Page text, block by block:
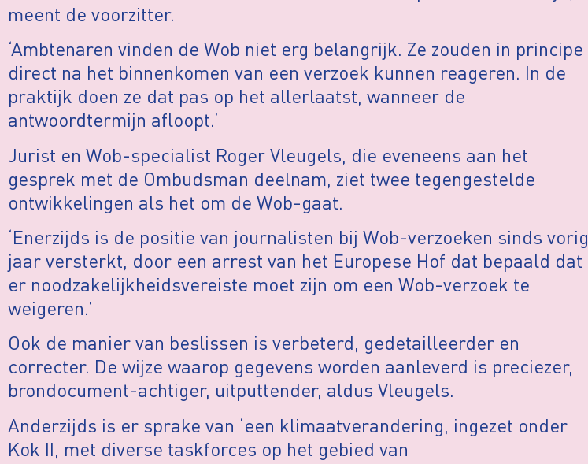
meent de voorzitter.
‘Ambtenaren vinden de Wob niet erg belangrijk. Ze zouden in principe
direct na het binnenkomen van een verzoek kunnen reageren. In de
praktijk doen ze dat pas op het allerlaatst, wanneer de
antwoordtermijn afloopt.’
Jurist en Wob-specialist Roger Vleugels, die eveneens aan het
gesprek met de Ombudsman deelnam, ziet twee tegengestelde
ontwikkelingen als het om de Wob-gaat.
‘Enerzijds is de positie van journalisten bij Wob-verzoeken sinds vorig
jaar versterkt, door een arrest van het Europese Hof dat bepaald dat
er noodzakelijkheidsvereiste moet zijn om een Wob-verzoek te
weigeren.’
Ook de manier van beslissen is verbeterd, gedetailleerder en
correcter. De wijze waarop gegevens worden aanleverd is preciezer,
brondocument-achtiger, uitputtender, aldus Vleugels.
Anderzijds is er sprake van ‘een klimaatverandering, ingezet onder
Kok II, met diverse taskforces op het gebied van